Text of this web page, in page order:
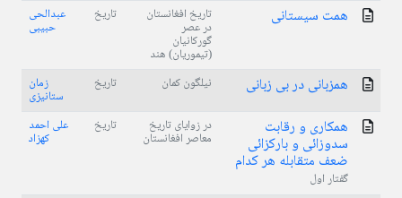
همت سیستانی تاریخ افغانستان
در عصر
گورکانیان
(تیموریان) هند
تاریخ عبدالحی
حبیبی
همزبانی در بی زبانی نیلگون کمان تاریخ زمان
ستانیزی
همکاری و رقابت
سدوزائی و بارکزائی
ضعف متقابله هر کدام
گفتار اول
در زوایای تاریخ
معاصر افغانستان
تاریخ علی احمد
کهزاد